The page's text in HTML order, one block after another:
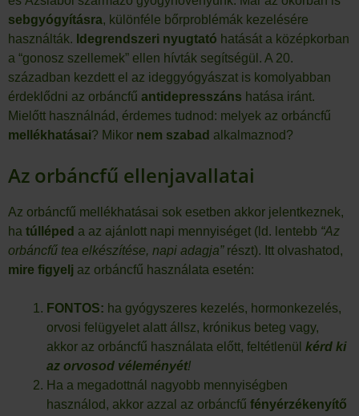
sebgyógyításra, különféle bőrproblémák kezelésére
használták. Idegrendszeri nyugtató hatását a középkorban
a “gonosz szellemek” ellen hívták segítségül. A 20.
században kezdett el az ideggyógyászat is komolyabban
érdeklődni az orbáncfű antidepresszáns hatása iránt.
Mielőtt használnád, érdemes tudnod: melyek az orbáncfű
mellékhatásai? Mikor nem szabad alkalmaznod?
Az orbáncfű ellenjavallatai
Az orbáncfű mellékhatásai sok esetben akkor jelentkeznek,
ha túlléped a az ajánlott napi mennyiséget (ld. lentebb “Az
orbáncfű tea elkészítése, napi adagja”részt). Itt olvashatod,
mire figyelj az orbáncfű használata esetén:
FONTOS: ha gyógyszeres kezelés, hormonkezelés,
orvosi felügyelet alatt állsz, krónikus beteg vagy,
akkor az orbáncfű használata előtt, feltétlenül kérd ki
az orvosod véleményét!
Ha a megadottnál nagyobb mennyiségben
használod, akkor azzal az orbáncfű fényérzékenyítő